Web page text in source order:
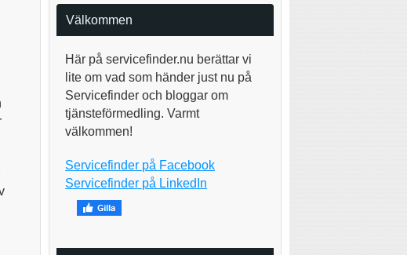
Välkommen
Här på servicefinder.nu berättar vi
lite om vad som händer just nu på
Servicefinder och bloggar om
tjänsteförmedling. Varmt
välkommen!
Servicefinder på Facebook
Servicefinder på LinkedIn